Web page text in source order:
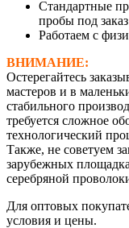
Стандартные
пробы под заказ
Работаем с
ВНИМАНИЕ:
Остерегайтесь
мастеров и в
стабильного
требуется сложное
технологический
Также, не советуем
зарубежных
серебряной
Для оптовых
условия и цены.